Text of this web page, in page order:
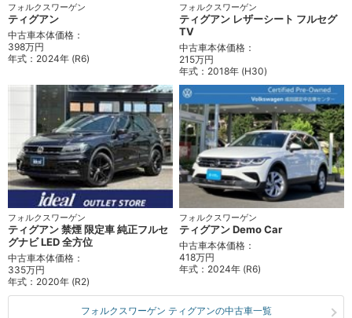
フォルクスワーゲン
ティグアン
中古車本体価格：
398万円
年式： 2024年 (R6)
フォルクスワーゲン
ティグアン レザーシート フルセグ
TV
中古車本体価格：
215万円
年式： 2018年 (H30)
フォルクスワーゲン
ティグアン 禁煙 限定車 純正フルセ
グナビ LED 全方位
中古車本体価格：
335万円
年式： 2020年 (R2)
フォルクスワーゲン
ティグアン Demo Car
中古車本体価格：
418万円
年式： 2024年 (R6)
フォルクスワーゲン ティグアンの中古車一覧